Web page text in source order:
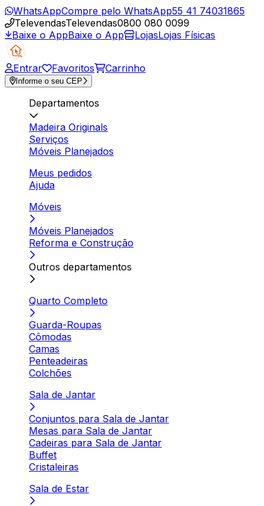
WhatsAppCompre pelo WhatsApp55 41 74031865
TelevendasTelevendas0800 080 0099
Baixe o AppBaixe o App LojasLojas Físicas
Entrar Favoritos Carrinho
Informe o seu CEP
Departamentos
Madeira Originals
Serviços
Móveis Planejados
Meus pedidos
Ajuda
Móveis
Móveis Planejados
Reforma e Construção
Outros departamentos
Quarto Completo
Guarda-Roupas
Cômodas
Camas
Penteadeiras
Colchões
Sala de Jantar
Conjuntos para Sala de Jantar
Mesas para Sala de Jantar
Cadeiras para Sala de Jantar
Buffet
Cristaleiras
Sala de Estar